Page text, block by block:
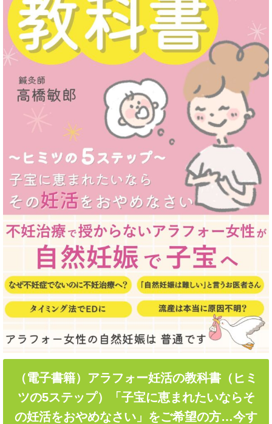
（電子書籍）アラフォー妊活の教科書（ヒミ
ツの5ステップ）「子宝に恵まれたいならそ
の妊活をおやめなさい」をご希望の方…今す